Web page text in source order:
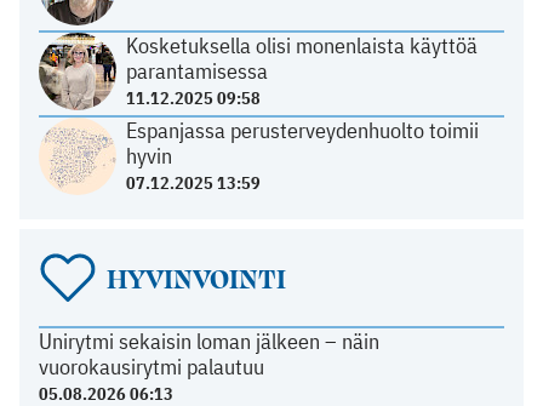
Kosketuksella olisi monenlaista käyttöä
parantamisessa
11.12.2025 09:58
Espanjassa perusterveydenhuolto toimii
hyvin
07.12.2025 13:59
HYVINVOINTI
Unirytmi sekaisin loman jälkeen – näin
vuorokausirytmi palautuu
05.08.2026 06:13